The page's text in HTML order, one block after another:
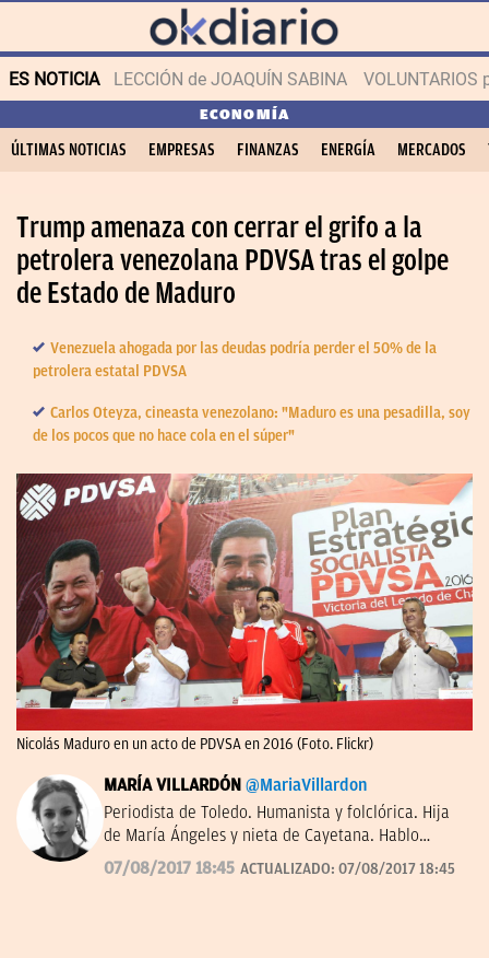
ES NOTICIA LECCIÓN de JOAQUÍN SABINA VOLUNTARIOS
ECONOMÍA
ÚLTIMAS NOTICIAS EMPRESAS FINANZAS ENERGÍA MERCADOS
Trump amenaza con cerrar el grifo a la
petrolera venezolana PDVSA tras el golpe
de Estado de Maduro
Venezuela ahogada por las deudas podría perder el 50% de la
petrolera estatal PDVSA
Carlos Oteyza, cineasta venezolano: "Maduro es una pesadilla, soy
de los pocos que no hace cola en el súper"
Nicolás Maduro en un acto de PDVSA en 2016 (Foto. Flickr)
MARÍA VILLARDÓN @MariaVillardon
Periodista de Toledo. Humanista y folclórica. Hija
de María Ángeles y nieta de Cayetana. Hablo
rápido con amables personajes –Tusquets dixit–.
07/08/2017 18:45 ACTUALIZADO: 07/08/2017 18:45